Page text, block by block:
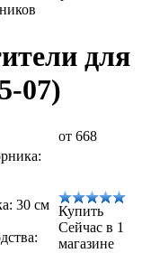
для
07)
от 668
30 см Купить
Сейчас в 1
магазине